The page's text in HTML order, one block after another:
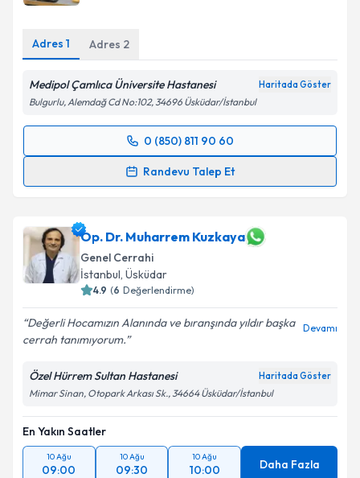
Adres 1 Adres 2
Medipol Çamlıca Üniversite Hastanesi Haritada Göster
Bulgurlu, Alemdağ Cd No:102, 34696 Üsküdar/İstanbul
0 (850) 811 90 60
Randevu Talep Et
Randevu Takvimi Talebi
takvim hazırlandığında e-posta ile bilgilendireceğiz.
E-posta Adresiniz
Kişisel verilerimin işlenmesine ilişkin
kapsamda işlenmesini kabul ediyorum.
Op. Dr. Muharrem Kuzkaya
Genel Cerrahi
İstanbul, Üsküdar
4.9 (6 Değerlendirme)
Değerli Hocamızın Alanında ve bıranşında yıldır başka
cerrah tanımıyorum.‍️
Devamı
Özel Hürrem Sultan Hastanesi Haritada Göster
Mimar Sinan, Otopark Arkası Sk., 34664 Üsküdar/İstanbul
En Yakın Saatler
10 Ağu
09:00
10 Ağu
09:30
10 Ağu
10:00 Daha Fazla